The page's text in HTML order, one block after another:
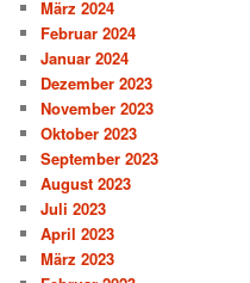
März 2024
Februar 2024
Januar 2024
Dezember 2023
November 2023
Oktober 2023
September 2023
August 2023
Juli 2023
April 2023
März 2023